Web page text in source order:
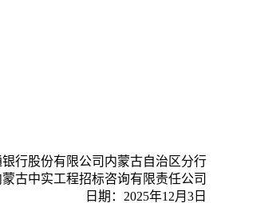
行股份有限公司内蒙古自治区分行
蒙古中实工程招标咨询有限责任公司
日期：2025年12月3日